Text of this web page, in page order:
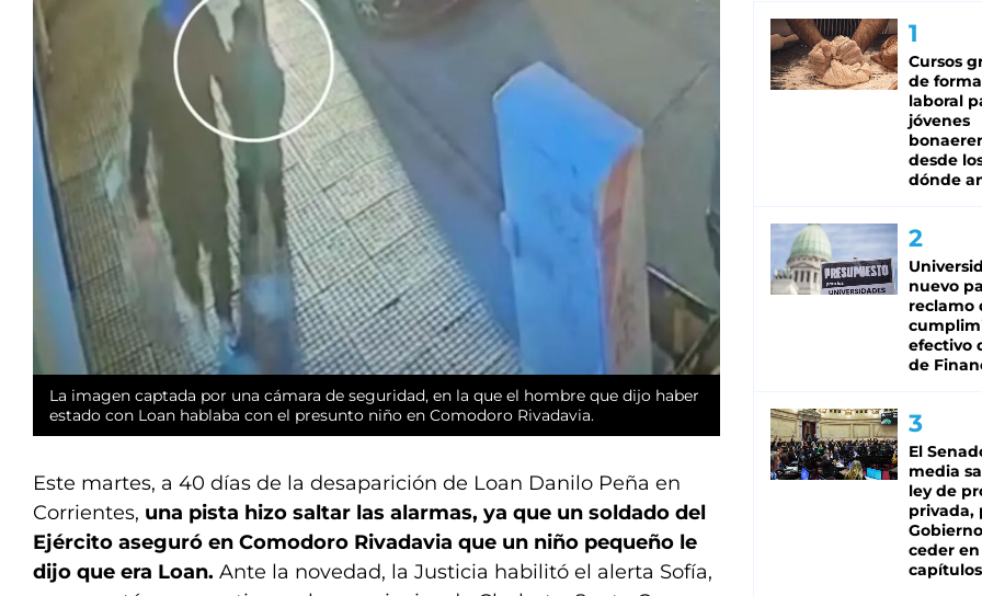
La imagen captada por una cámara de seguridad, en la que el hombre que dijo haber
estado con Loan hablaba con el presunto niño en Comodoro Rivadavia.
Este martes, a 40 días de la desaparición de Loan Danilo Peña en
Corrientes, una pista hizo saltar las alarmas, ya que un soldado del
Ejército aseguró en Comodoro Rivadavia que un niño pequeño le
dijo que era Loan. Ante la novedad, la Justicia habilitó el alerta Sofía,
Cursos
de
laboral
jóvenes
desde
dónde
nuevo
reclamo
efectivo
de
El
media
ley de
privada,
ceder
capítulos